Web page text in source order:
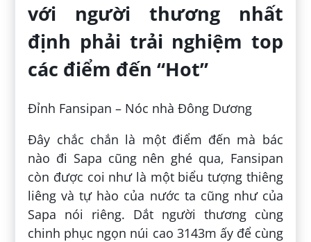
với người thương nhất
định phải trải nghiệm top
các điểm đến “Hot”
Đỉnh Fansipan – Nóc nhà Đông Dương
Đây chắc chắn là một điểm đến mà bác
nào đi Sapa cũng nên ghé qua, Fansipan
còn được coi như là một biểu tượng thiêng
liêng và tự hào của nước ta cũng như của
Sapa nói riêng. Dắt người thương cùng
chinh phục ngọn núi cao 3143m ấy để cùng